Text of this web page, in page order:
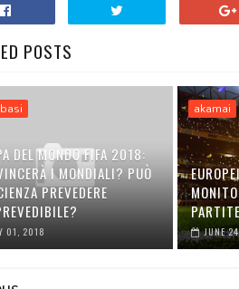
POSTS
DEL MONDO FIFA 2018:
I MONDIALI? PUÒ
PREVEDERE
01, 2018
akamai
JUNE